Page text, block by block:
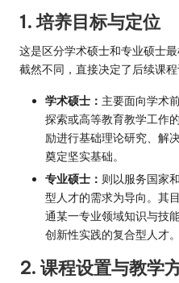
1. 培养目标与定位
这是区分学术硕士和专业硕士
截然不同，直接决定了后续课
学术硕士： 主要面向学术
探索或高等教育教学工作
励进行基础理论研究、解
奠定坚实基础。
专业硕士： 则以服务国家
型人才的需求为导向。其
通某一专业领域知识与技
创新性实践的复合型人才。
2. 课程设置与教学